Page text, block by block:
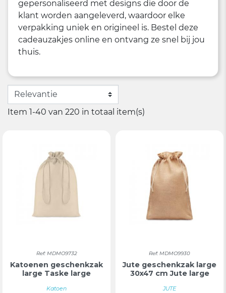
gepersonaliseerd met designs die door de
klant worden aangeleverd, waardoor elke
verpakking uniek en origineel is. Bestel deze
cadeauzakjes online en ontvang ze snel bij jou
thuis.
Item 1-40 van 220 in totaal item(s)
Ref: MDMO9732
Katoenen geschenkzak
large Taske large
Katoen
Ref: MDMO9930
Jute geschenkzak large
30x47 cm Jute large
JUTE